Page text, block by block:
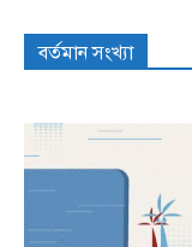
বর্তমান সংখ্যা